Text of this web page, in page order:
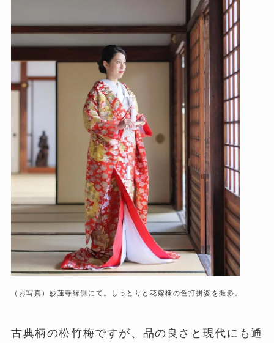
（お写真）妙蓮寺縁側にて。しっとりと花嫁様の色打掛姿を撮影。
古典柄の松竹梅ですが、品の良さと現代にも通